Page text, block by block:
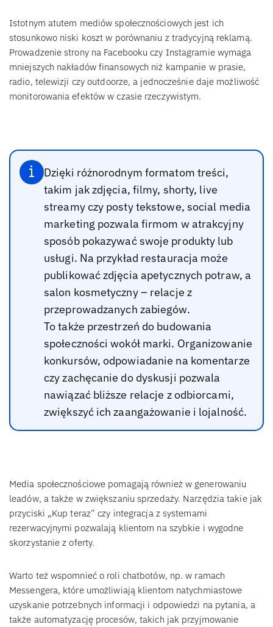
Istotnym atutem mediów społecznościowych jest ich
stosunkowo niski koszt w porównaniu z tradycyjną reklamą.
Prowadzenie strony na Facebooku czy Instagramie wymaga
mniejszych nakładów finansowych niż kampanie w prasie,
radio, telewizji czy outdoorze, a jednocześnie daje możliwość
monitorowania efektów w czasie rzeczywistym.
Dzięki różnorodnym formatom treści,
takim jak zdjęcia, filmy, shorty, live
streamy czy posty tekstowe, social media
marketing pozwala firmom w atrakcyjny
sposób pokazywać swoje produkty lub
usługi. Na przykład restauracja może
publikować zdjęcia apetycznych potraw, a
salon kosmetyczny – relacje z
przeprowadzanych zabiegów.
To także przestrzeń do budowania
społeczności wokół marki. Organizowanie
konkursów, odpowiadanie na komentarze
czy zachęcanie do dyskusji pozwala
nawiązać bliższe relacje z odbiorcami,
zwiększyć ich zaangażowanie i lojalność.
Media społecznościowe pomagają również w generowaniu
leadów, a także w zwiększaniu sprzedaży. Narzędzia takie jak
przyciski „Kup teraz” czy integracja z systemami
rezerwacyjnymi pozwalają klientom na szybkie i wygodne
skorzystanie z oferty.
Warto też wspomnieć o roli chatbotów, np. w ramach
Messengera, które umożliwiają klientom natychmiastowe
uzyskanie potrzebnych informacji i odpowiedzi na pytania, a
także automatyzację procesów, takich jak przyjmowanie